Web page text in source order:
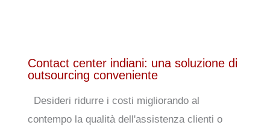
Contact center indiani: una soluzione di
outsourcing conveniente
Desideri ridurre i costi migliorando al
contempo la qualità dell'assistenza clienti o